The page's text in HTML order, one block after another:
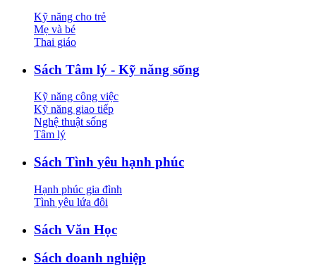
Kỹ năng cho trẻ
Mẹ và bé
Thai giáo
Sách Tâm lý - Kỹ năng sống
Kỹ năng công việc
Kỹ năng giao tiếp
Nghệ thuật sống
Tâm lý
Sách Tình yêu hạnh phúc
Hạnh phúc gia đình
Tình yêu lứa đôi
Sách Văn Học
Sách doanh nghiệp